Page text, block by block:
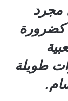
مجرد
كضرورة
طويلة